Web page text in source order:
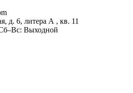
д. 6, литера А , кв. 11
Выходной